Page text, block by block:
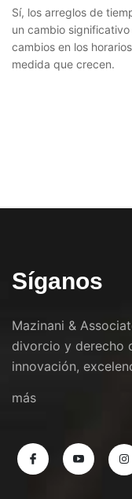
Sí, los arreglos de
un cambio
cambios en los
medida que crecen.
Síganos
Mazinani &
divorcio y derecho
innovación,
más